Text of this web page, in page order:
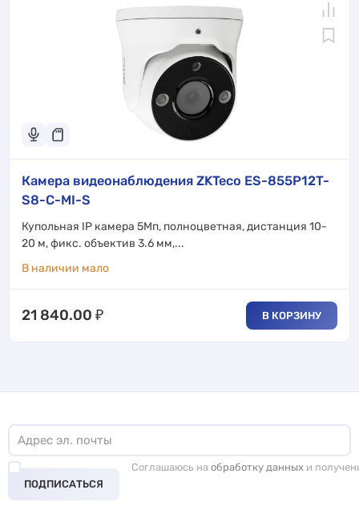
Камера видеонаблюдения ZKTeco ES-855P12T-
S8-C-MI-S
Купольная IP камера 5Мп, полноцветная, дистанция 10-
20 м, фикс. объектив 3.6 мм,...
В наличии мало
21 840.00 ₽ В КОРЗИНУ
ПОДПИСАТЬСЯ
Соглашаюсь на обработку данных и